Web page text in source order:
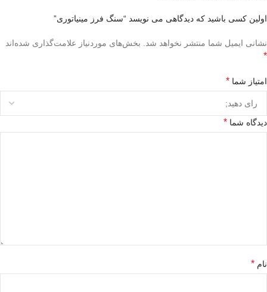
اولین کسی باشید که دیدگاهی می نویسد “سنگ فرز مینیاتوری”
نشانی ایمیل شما منتشر نخواهد شد. بخش‌های موردنیاز علامت‌گذاری شده‌اند
*
امتیاز شما *
دیدگاه شما *
نام *